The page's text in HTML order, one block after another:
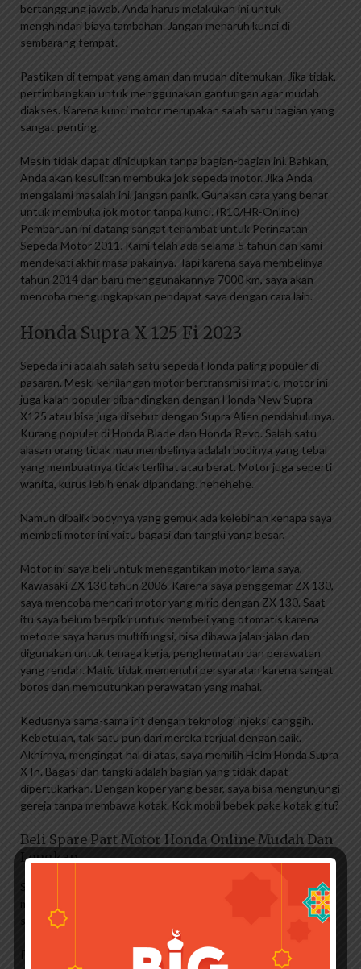
bertanggung jawab. Anda harus melakukan ini untuk
menghindari biaya tambahan. Jangan menaruh kunci di
sembarang tempat.
Pastikan di tempat yang aman dan mudah ditemukan. Jika tidak,
pertimbangkan untuk menggunakan gantungan agar mudah
diakses. Karena kunci motor merupakan salah satu bagian yang
sangat penting.
Mesin tidak dapat dihidupkan tanpa bagian-bagian ini. Bahkan,
Anda akan kesulitan membuka jok sepeda motor. Jika Anda
mengalami masalah ini, jangan panik. Gunakan cara yang benar
untuk membuka jok motor tanpa kunci. (R10/HR-Online)
Pembaruan ini datang sangat terlambat untuk Peringatan
Sepeda Motor 2011. Kami telah ada selama 5 tahun dan kami
mendekati akhir masa pakainya. Tapi karena saya membelinya
tahun 2014 dan baru menggunakannya 7000 km, saya akan
mencoba mengungkapkan pendapat saya dengan cara lain.
Honda Supra X 125 Fi 2023
Sepeda ini adalah salah satu sepeda Honda paling populer di
pasaran. Meski kehilangan motor bertransmisi matic, motor ini
juga kalah populer dibandingkan dengan Honda New Supra
X125 atau bisa juga disebut dengan Supra Alien pendahulunya.
Kurang populer di Honda Blade dan Honda Revo. Salah satu
alasan orang tidak mau membelinya adalah bodinya yang tebal
yang membuatnya tidak terlihat atau berat. Motor juga seperti
wanita, kurus lebih enak dipandang. hehehehe.
Namun dibalik bodynya yang gemuk ada kelebihan kenapa saya
membeli motor ini yaitu bagasi dan tangki yang besar.
Motor ini saya beli untuk menggantikan motor lama saya,
Kawasaki ZX 130 tahun 2006. Karena saya penggemar ZX 130,
saya mencoba mencari motor yang mirip dengan ZX 130. Saat
itu saya belum berpikir untuk membeli yang otomatis karena
metode saya harus multifungsi, bisa dibawa jalan-jalan dan
digunakan untuk tenaga kerja, penghematan dan perawatan
yang rendah. Matic tidak memenuhi persyaratan karena sangat
boros dan membutuhkan perawatan yang mahal.
Keduanya sama-sama irit dengan teknologi injeksi canggih.
Kebetulan, tak satu pun dari mereka terjual dengan baik.
Akhirnya, mengingat hal di atas, saya memilih Helm Honda Supra
X In. Bagasi dan tangki adalah bagian yang tidak dapat
dipertukarkan. Dengan koper yang besar, saya bisa mengunjungi
gereja tanpa membawa kotak. Kok mobil bebek pake kotak gitu?
Beli Spare Part Motor Honda Online Mudah Dan
Lengkap
Sebagai catatan, meski bertuliskan Helm In, tidak semua helm
muat di bagasi. Tapi menurut saya tidak masalah karena helm
saya standar jadi tidak perlu ditaruh di bagasi. Bagasi saja.
Proses Pembelian Setelah memilih penjual, akhirnya diputuskan